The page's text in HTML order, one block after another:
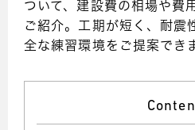
ついて、建設費の相場や費
ご紹介。工期が短く、耐震
全な練習環境をご提案でき